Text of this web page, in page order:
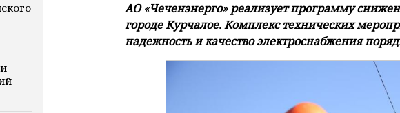
АО «Чеченэнерго» реализует программу
городе Курчалое. Комплекс технических
надежность и качество электроснабжения